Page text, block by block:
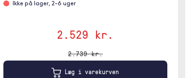
Ikke på lager, 2-6 uger
2.529 kr.
2.739 kr.
Læg i varekurven